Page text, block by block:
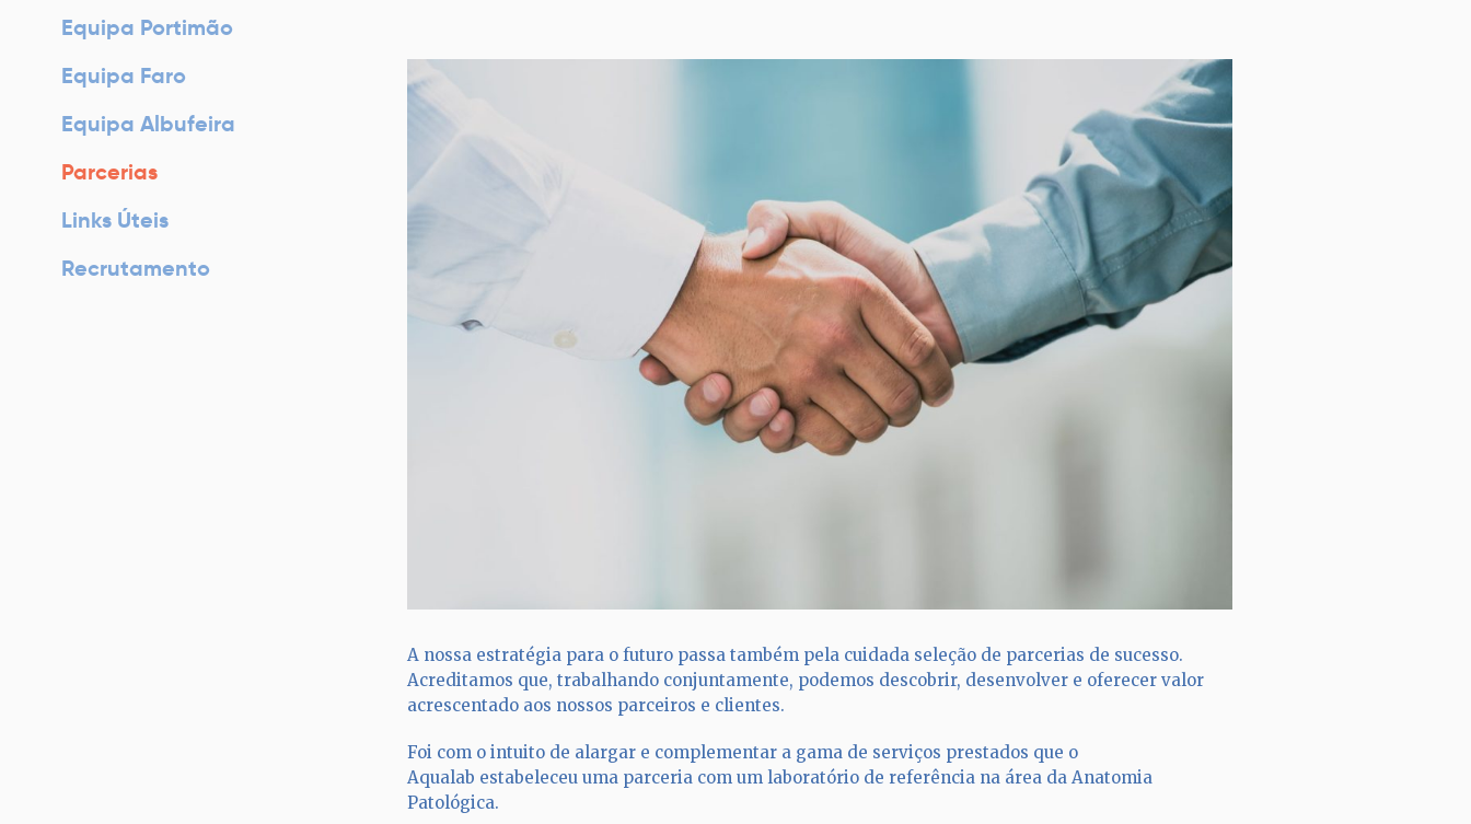
Equipa Portimão
Equipa Faro
Equipa Albufeira
Parcerias
Links Úteis
Recrutamento
A nossa estratégia para o futuro passa também pela cuidada seleção de parcerias de sucesso.
Acreditamos que, trabalhando conjuntamente, podemos descobrir, desenvolver e oferecer valor
acrescentado aos nossos parceiros e clientes.
Foi com o intuito de alargar e complementar a gama de serviços prestados que o
Aqualab estabeleceu uma parceria com um laboratório de referência na área da Anatomia
Patológica.